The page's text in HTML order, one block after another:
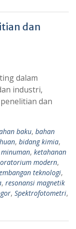
dan
dalam
industri,
dan
baku, bahan
, bidang kimia,
, ketahanan
modern,
teknologi,
, resonansi magnetik
, Spektrofotometri,